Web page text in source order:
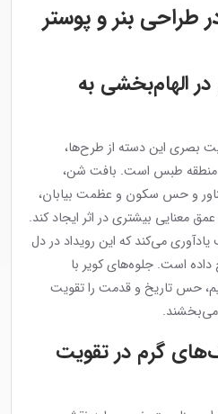
طراحی بنر و پوستر
الهام‌بخشی به
بصری این دسته از طرح‌ها،
منطقه طبس است. بافت شن،
و حس سکون و عظمت بیابان،
معنایی بیشتری در اثر ایجاد کند.
می‌کند که این رویداد در دل
است. جلوه‌های کویر با
حس تاریخ و قدمت را تقویت
گرم در تقویت